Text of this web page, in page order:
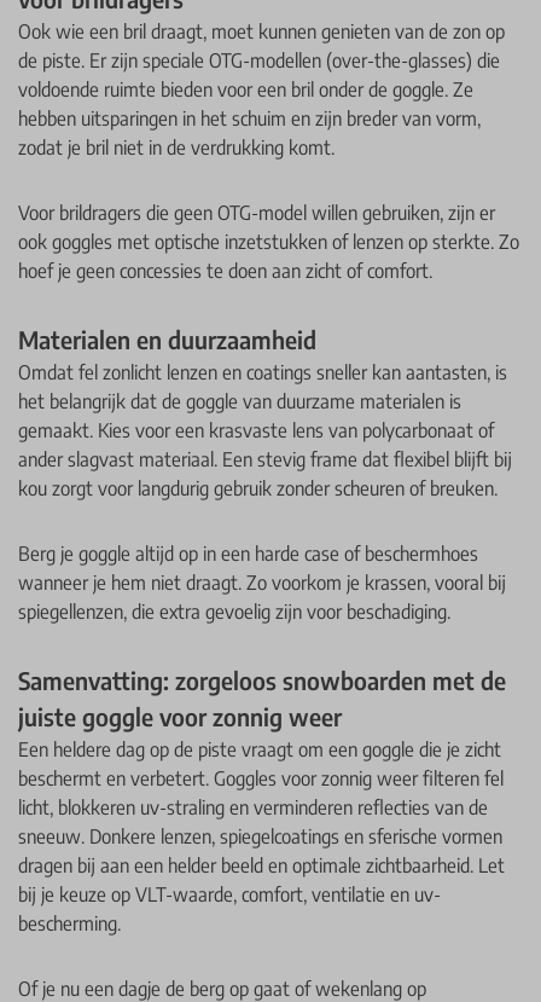
Ook wie een bril draagt, moet kunnen genieten van de zon op
de piste. Er zijn speciale OTG-modellen (over-the-glasses) die
voldoende ruimte bieden voor een bril onder de goggle. Ze
hebben uitsparingen in het schuim en zijn breder van vorm,
zodat je bril niet in de verdrukking komt.
Voor brildragers die geen OTG-model willen gebruiken, zijn er
ook goggles met optische inzetstukken of lenzen op sterkte. Zo
hoef je geen concessies te doen aan zicht of comfort.
Materialen en duurzaamheid
Omdat fel zonlicht lenzen en coatings sneller kan aantasten, is
het belangrijk dat de goggle van duurzame materialen is
gemaakt. Kies voor een krasvaste lens van polycarbonaat of
ander slagvast materiaal. Een stevig frame dat flexibel blijft bij
kou zorgt voor langdurig gebruik zonder scheuren of breuken.
Berg je goggle altijd op in een harde case of beschermhoes
wanneer je hem niet draagt. Zo voorkom je krassen, vooral bij
spiegellenzen, die extra gevoelig zijn voor beschadiging.
Samenvatting: zorgeloos snowboarden met de
juiste goggle voor zonnig weer
Een heldere dag op de piste vraagt om een goggle die je zicht
beschermt en verbetert. Goggles voor zonnig weer filteren fel
licht, blokkeren uv-straling en verminderen reflecties van de
sneeuw. Donkere lenzen, spiegelcoatings en sferische vormen
dragen bij aan een helder beeld en optimale zichtbaarheid. Let
bij je keuze op VLT-waarde, comfort, ventilatie en uv-
bescherming.
Of je nu een dagje de berg op gaat of wekenlang op